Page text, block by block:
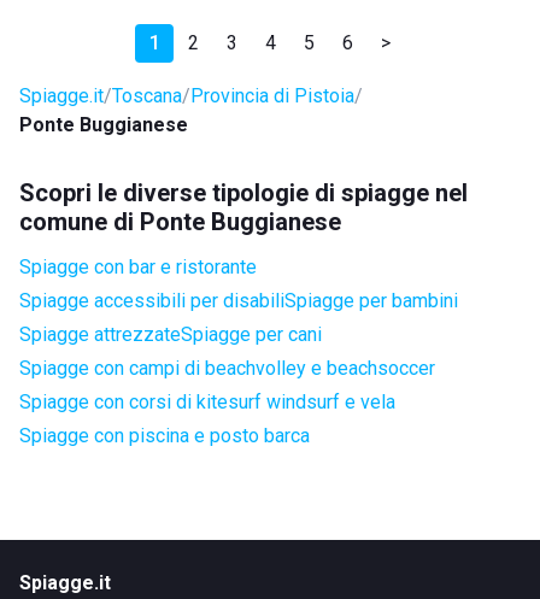
1 2 3 4 5 6 >
Spiagge.it Toscana Provincia di Pistoia
Ponte Buggianese
Scopri le diverse tipologie di spiagge nel
comune di Ponte Buggianese
Spiagge con bar e ristorante
Spiagge accessibili per disabiliSpiagge per bambini
Spiagge attrezzateSpiagge per cani
Spiagge con campi di beachvolley e beachsoccer
Spiagge con corsi di kitesurf windsurf e vela
Spiagge con piscina e posto barca
Spiagge.it